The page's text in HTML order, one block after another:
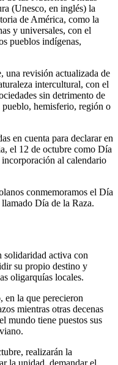
(Unesco, en inglés) la
de América, como la
y universales, con el
pueblos indígenas,
una revisión actualizada de
intercultural, con el
sin detrimento de
pueblo, hemisferio, región o
en cuenta para declarar en
el 12 de octubre como Día
al calendario
conmemoramos el Día
Día de la Raza.
solidaridad activa con
su propio destino y
oligarquías locales.
en la que perecieron
mientras otras decenas
mundo tiene puestos sus
realizarán la